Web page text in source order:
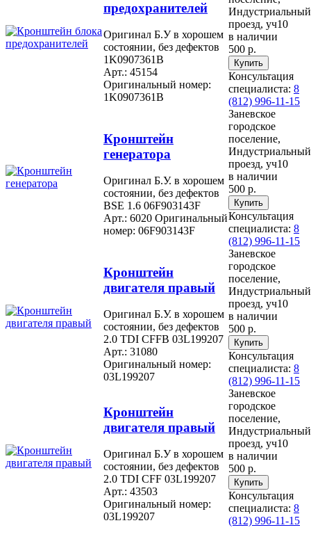
предохранителей
Оригинал Б.У в хорошем
состоянии, без дефектов
1K0907361B
Арт.: 45154
Оригинальный номер:
1K0907361B
Индустриальный
проезд, уч10
в наличии
500 р.
Консультация
специалиста: 8
(812) 996-11-15
Кронштейн
генератора
Оригинал Б.У. в хорошем
состоянии, без дефектов
BSE 1.6 06F903143F
Арт.: 6020 Оригинальный
номер: 06F903143F
Заневское
городское
поселение,
Индустриальный
проезд, уч10
в наличии
500 р.
Консультация
специалиста: 8
(812) 996-11-15
Кронштейн
двигателя правый
Оригинал Б.У. в хорошем
состоянии, без дефектов
2.0 TDI CFFB 03L199207
Арт.: 31080
Оригинальный номер:
03L199207
Заневское
городское
поселение,
Индустриальный
проезд, уч10
в наличии
500 р.
Консультация
специалиста: 8
(812) 996-11-15
Кронштейн
двигателя правый
Оригинал Б.У в хорошем
состоянии, без дефектов
2.0 TDI CFF 03L199207
Арт.: 43503
Оригинальный номер:
03L199207
Заневское
городское
поселение,
Индустриальный
проезд, уч10
в наличии
500 р.
Консультация
специалиста: 8
(812) 996-11-15